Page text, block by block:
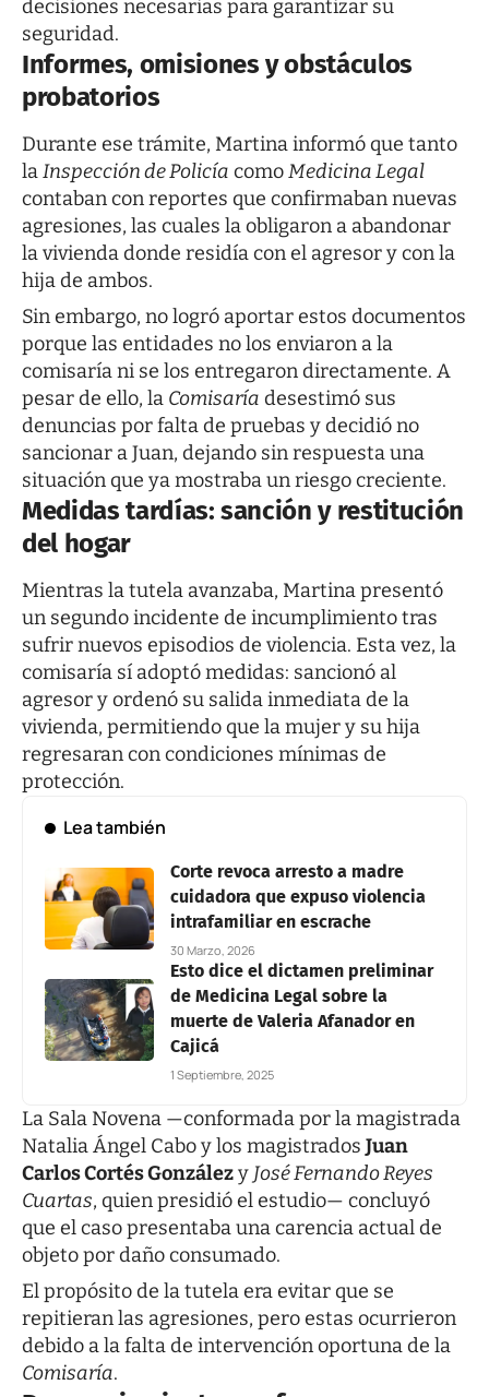
decisiones necesarias para garantizar su
seguridad.
Informes, omisiones y obstáculos
probatorios
Durante ese trámite, Martina informó que tanto
laInspección de Policía comoMedicina Legal
contaban con reportes que confirmaban nuevas
agresiones, las cuales la obligaron a abandonar
la vivienda donde residía con el agresor y con la
hija de ambos.
Sin embargo, no logró aportar estos documentos
porque las entidades no los enviaron a la
comisaría ni se los entregaron directamente. A
pesar de ello, la Comisaría desestimó sus
denuncias por falta de pruebas y decidió no
sancionar a Juan, dejando sin respuesta una
situación que ya mostraba un riesgo creciente.
Medidas tardías: sanción y restitución
del hogar
Mientras la tutela avanzaba, Martina presentó
un segundo incidente de incumplimiento tras
sufrir nuevos episodios de violencia. Esta vez, la
comisaría sí adoptó medidas: sancionó al
agresor y ordenó su salida inmediata de la
vivienda, permitiendo que la mujer y su hija
regresaran con condiciones mínimas de
protección.
Lea también
Corte revoca arresto a madre
cuidadora que expuso violencia
intrafamiliar en escrache
30 Marzo, 2026
Esto dice el dictamen preliminar
de Medicina Legal sobre la
muerte de Valeria Afanador en
Cajicá
1 Septiembre, 2025
La Sala Novena —conformada por la magistrada
Natalia Ángel Cabo y los magistrados Juan
Carlos Cortés Gonzálezy José Fernando Reyes
Cuartas, quien presidió el estudio— concluyó
que el caso presentaba una carencia actual de
objeto por daño consumado.
El propósito de la tutela era evitar que se
repitieran las agresiones, pero estas ocurrieron
debido a la falta de intervención oportuna de la
Comisaría.